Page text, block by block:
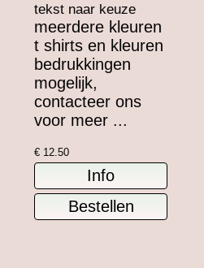
tekst naar keuze
meerdere kleuren
t shirts en kleuren
bedrukkingen
mogelijk,
contacteer ons
voor meer ...
€ 12.50